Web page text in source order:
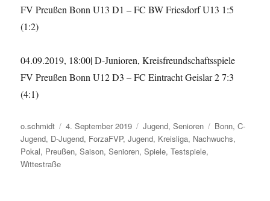
FV Preußen Bonn U13 D1 – FC BW Friesdorf U13 1:5
(1:2)
04.09.2019, 18:00| D-Junioren, Kreisfreundschaftsspiele
FV Preußen Bonn U12 D3 – FC Eintracht Geislar 2 7:3
(4:1)
Autor
o.schmidt
Veröffentlicht
am
4. September 2019 Kategorien
Jugend,Senioren Schlagwörter
Bonn,C-
Jugend, D-Jugend, ForzaFVP,Jugend, Kreisliga, Nachwuchs,
Pokal, Preußen,Saison,Senioren,Spiele,Testspiele,
Wittestraße